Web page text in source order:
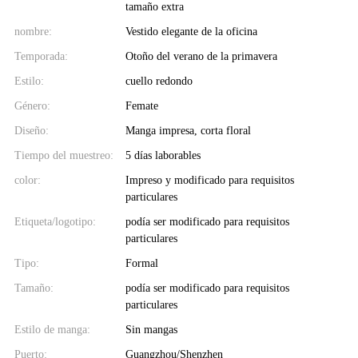
tamaño extra
nombre: Vestido elegante de la oficina
Temporada: Otoño del verano de la primavera
Estilo: cuello redondo
Género: Femate
Diseño: Manga impresa, corta floral
Tiempo del muestreo: 5 días laborables
color:
Impreso y modificado para requisitos
particulares
Etiqueta/logotipo:
podía ser modificado para requisitos
particulares
Tipo: Formal
Tamaño:
podía ser modificado para requisitos
particulares
Estilo de manga: Sin mangas
Puerto: Guangzhou/Shenzhen